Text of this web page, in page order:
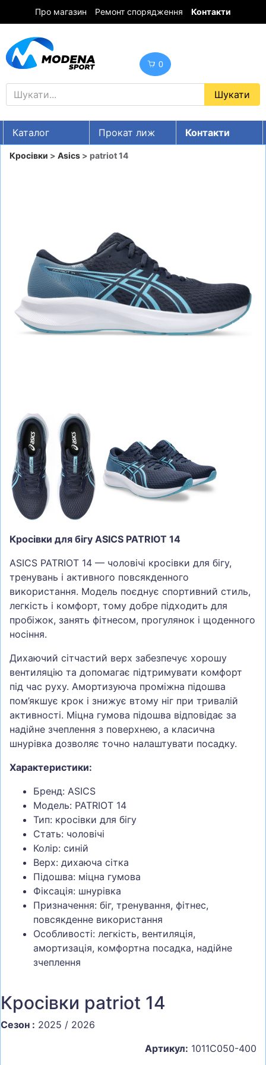
Про магазин Ремонт спорядження Контакти
0
Каталог Прокат лиж
Контакти
UA RU EN
ВЗУТТЯ
СУМКИ
ШОЛОМИ, ЗАХИСТ, ОКУЛЯРИ
БІГ, ФІТНЕС, М'ЯЧІ
ТУРИЗМ
Кросівки > Asics > patriot 14
Кросівки для бігу ASICS PATRIOT 14
ASICS PATRIOT 14 — чоловічі кросівки для бігу,
тренувань і активного повсякденного
використання. Модель поєднує спортивний стиль,
легкість і комфорт, тому добре підходить для
пробіжок, занять фітнесом, прогулянок і щоденного
носіння.
Дихаючий сітчастий верх забезпечує хорошу
вентиляцію та допомагає підтримувати комфорт
під час руху. Амортизуюча проміжна підошва
пом’якшує крок і знижує втому ніг при тривалій
активності. Міцна гумова підошва відповідає за
надійне зчеплення з поверхнею, а класична
шнурівка дозволяє точно налаштувати посадку.
Характеристики:
Бренд: ASICS
Модель: PATRIOT 14
Тип: кросівки для бігу
Стать: чоловічі
Колір: синій
Верх: дихаюча сітка
Підошва: міцна гумова
Фіксація: шнурівка
Призначення: біг, тренування, фітнес,
повсякденне використання
Особливості: легкість, вентиляція,
амортизація, комфортна посадка, надійне
зчеплення
Кросівки patriot 14
Сезон : 2025 / 2026
Артикул: 1011C050-400